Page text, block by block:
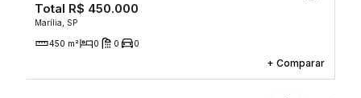
Total R$ 450.000
Marília, SP
450 m² 0 0 0
+ Comparar